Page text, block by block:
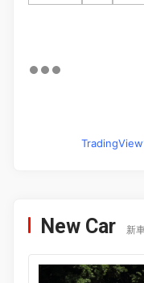
TradingView
New Car 新